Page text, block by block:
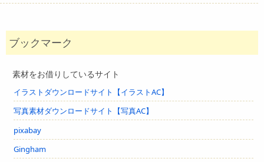
ブックマーク
素材をお借りしているサイト
イラストダウンロードサイト【イラストAC】
写真素材ダウンロードサイト【写真AC】
pixabay
Gingham